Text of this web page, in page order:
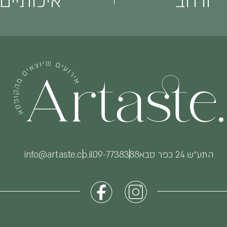
התע״ש 24 כפר סבא 09-7738388
info@artaste.co.il